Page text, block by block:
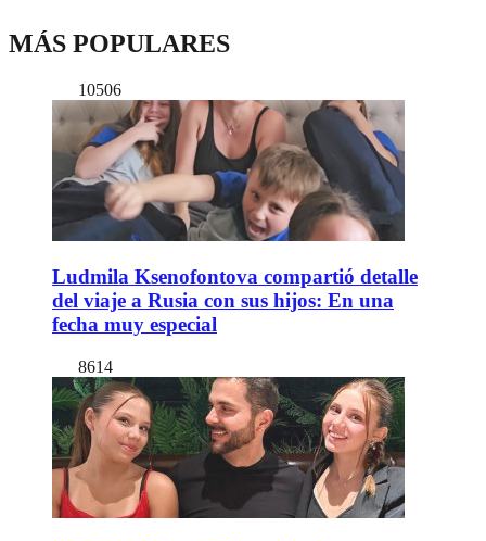
MÁS POPULARES
10506
Ludmila Ksenofontova compartió detalle
del viaje a Rusia con sus hijos: En una
fecha muy especial
8614